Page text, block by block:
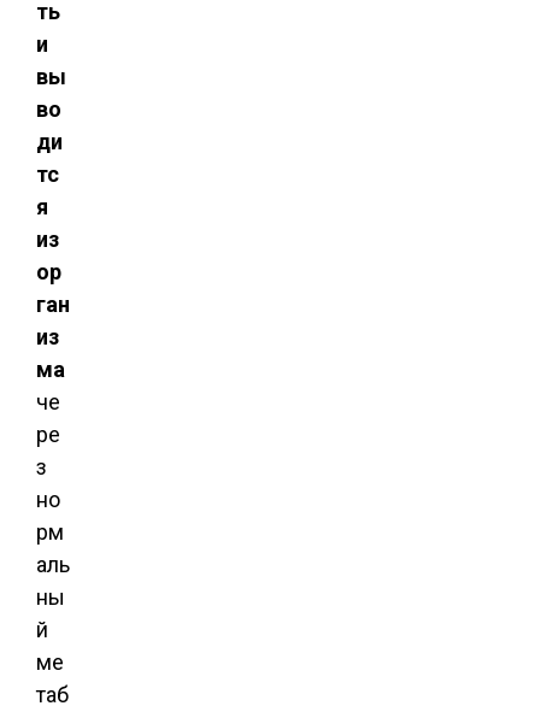
ть
и
вы
во
ди
тс
я
из
ор
ган
из
ма
че
ре
з
но
рм
аль
ны
й
ме
таб